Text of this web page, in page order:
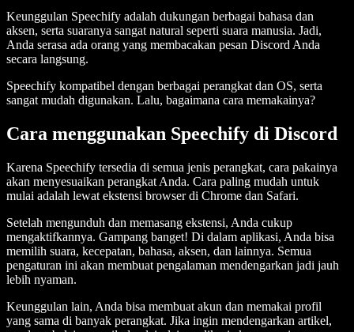
Keunggulan Speechify adalah dukungan berbagai bahasa dan
aksen, serta suaranya sangat natural seperti suara manusia. Jadi,
Anda serasa ada orang yang membacakan pesan Discord Anda
secara langsung.
Speechify kompatibel dengan berbagai perangkat dan OS, serta
sangat mudah digunakan. Lalu, bagaimana cara memakainya?
Cara menggunakan Speechify di Discord
Karena Speechify tersedia di semua jenis perangkat, cara pakainya
akan menyesuaikan perangkat Anda. Cara paling mudah untuk
mulai adalah lewat ekstensi browser di Chrome dan Safari.
Setelah mengunduh dan memasang ekstensi, Anda cukup
mengaktifkannya. Gampang banget! Di dalam aplikasi, Anda bisa
memilih suara, kecepatan, bahasa, aksen, dan lainnya. Semua
pengaturan ini akan membuat pengalaman mendengarkan jadi jauh
lebih nyaman.
Keunggulan lain, Anda bisa membuat akun dan memakai profil
yang sama di banyak perangkat. Jika ingin mendengarkan artikel,